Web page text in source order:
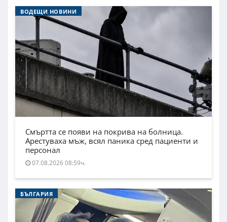
ВОДЕЩИ НОВИНИ
Смъртта се появи на покрива на болница.
Арестуваха мъж, всял паника сред пациенти и
персонал
07.08.2026 08:59ч.
БЪЛГАРИЯ